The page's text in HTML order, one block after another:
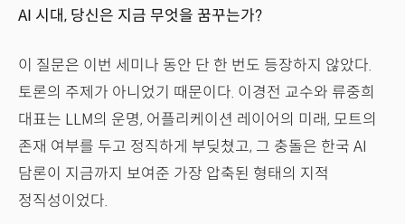
AI 시대, 당신은 지금 무엇을 꿈꾸는가?
이 질문은 이번 세미나 동안 단 한 번도 등장하지 않았다.
토론의 주제가 아니었기 때문이다. 이경전 교수와 류중희
대표는 LLM의 운명, 어플리케이션 레이어의 미래, 모트의
존재 여부를 두고 정직하게 부딪쳤고, 그 충돌은 한국 AI
담론이 지금까지 보여준 가장 압축된 형태의 지적
정직성이었다.